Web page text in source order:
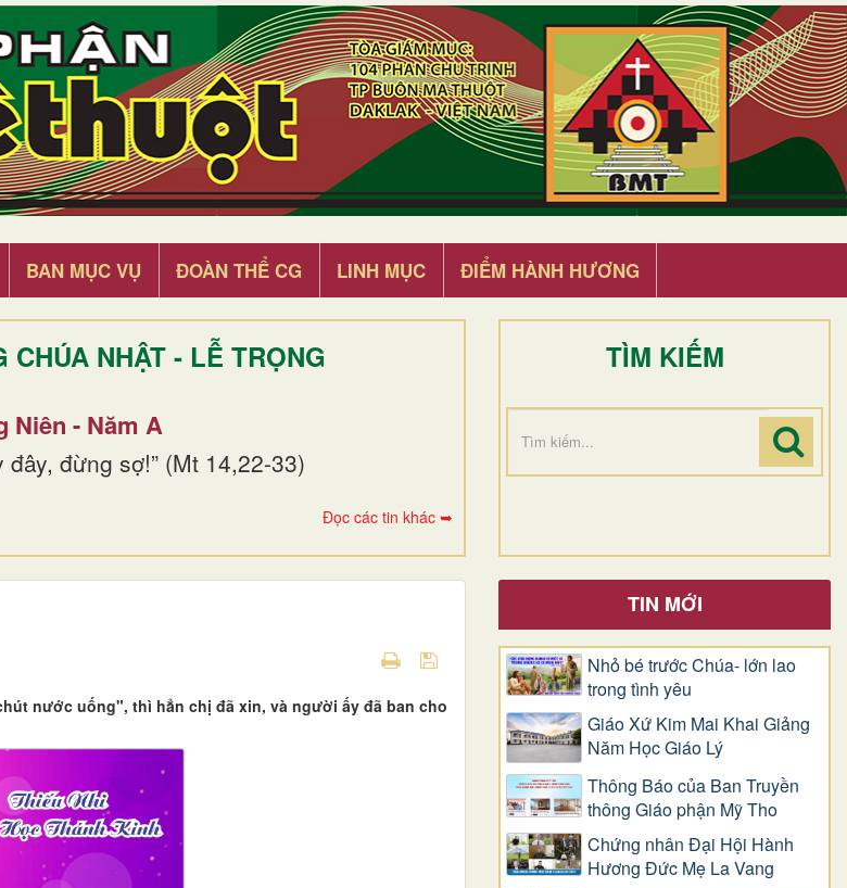
BAN MỤC VỤ ĐOÀN THỂ CG LINH MỤC ĐIỂM HÀNH HƯƠNG
CHÚA NHẬT - LỄ TRỌNG
Niên - Năm A
đừng sợ!” (Mt 14,22-33)
Đọc các tin khác ➥
TÌM KIẾM
nước uống", thì hẳn chị đã xin, và người ấy đã ban cho
TIN MỚI
Nhỏ bé trước Chúa- lớn lao
trong tình yêu
Giáo Xứ Kim Mai Khai Giảng
Năm Học Giáo Lý
Thông Báo của Ban Truyền
thông Giáo phận Mỹ Tho
Chứng nhân Đại Hội Hành
Hương Đức Mẹ La Vang